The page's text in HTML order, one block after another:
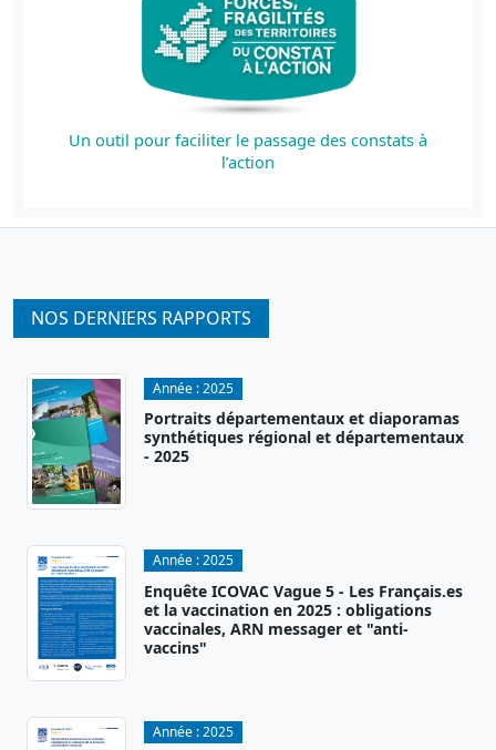
Un outil pour faciliter le passage des constats à
l’action
NOS DERNIERS RAPPORTS
Année :2025
Portraits départementaux et diaporamas
synthétiques régional et départementaux
- 2025
Année :2025
Enquête ICOVAC Vague 5 - Les Français.es
et la vaccination en 2025 : obligations
vaccinales, ARN messager et "anti-
vaccins"
Année :2025